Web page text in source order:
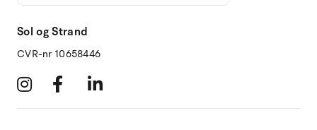
Sol og Strand
CVR-nr 10658446